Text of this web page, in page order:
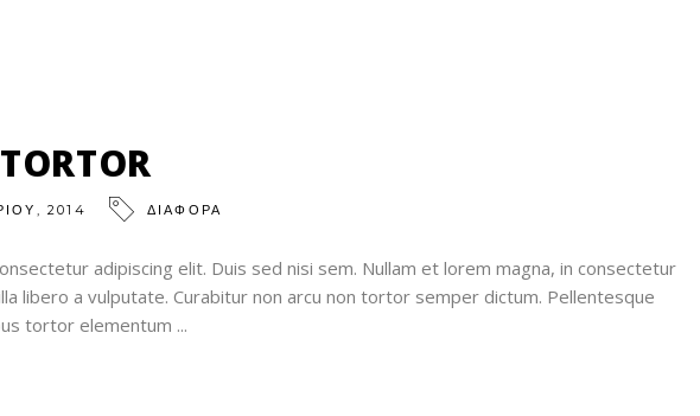
2014 ΔΙΑΦΟΡΑ
adipiscing elit. Duis sed nisi sem. Nullam et lorem magna, in consectetur
libero a vulputate. Curabitur non arcu non tortor semper dictum. Pellentesque
tortor elementum